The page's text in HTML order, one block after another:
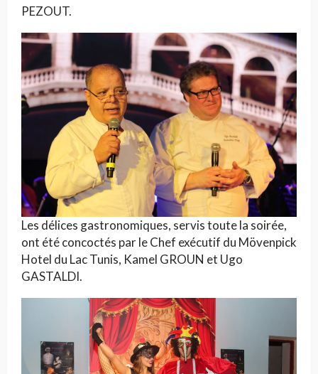
PEZOUT.
Les délices gastronomiques, servis toute la soirée,
ont été concoctés par le Chef exécutif du Mövenpick
Hotel du Lac Tunis, Kamel GROUN et Ugo
GASTALDI.